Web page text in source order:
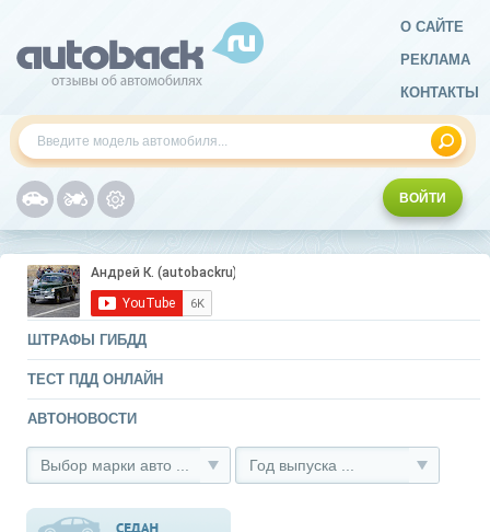
О САЙТЕ
РЕКЛАМА
КОНТАКТЫ
ВОЙТИ
ШТРАФЫ ГИБДД
ТЕСТ ПДД ОНЛАЙН
АВТОНОВОСТИ
Выбор марки авто ... Год выпуска ...